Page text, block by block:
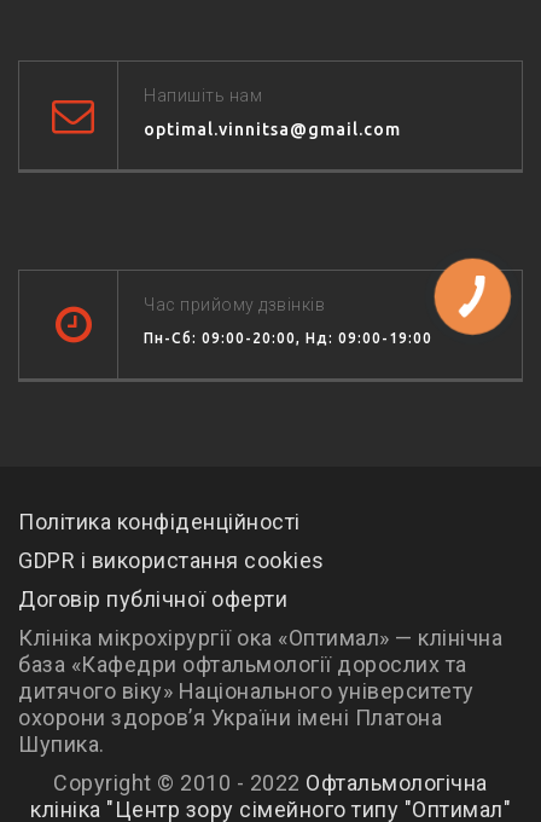
Напишіть нам
optimal.vinnitsa@gmail.com
Час прийому дзвінків
Пн-Сб: 09:00-20:00, Нд: 09:00-19:00
Політика конфіденційності
GDPR і використання cookies
Договір публічної оферти
Клініка мікрохірургії ока «Оптимал» — клінічна
база «Кафедри офтальмології дорослих та
дитячого віку» Національного університету
охорони здоров’я України імені Платона
Шупика.
Copyright © 2010 - 2022 Офтальмологічна
клініка "Центр зору сімейного типу "Оптимал"